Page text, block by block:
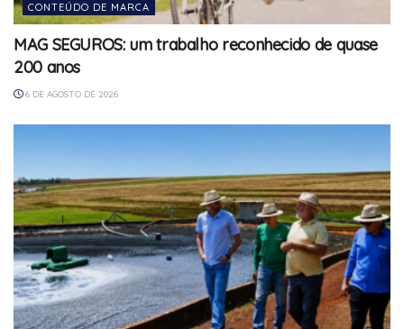
CONTEÚDO DE MARCA
MAG SEGUROS: um trabalho reconhecido de quase
200 anos
6 DE AGOSTO DE 2026